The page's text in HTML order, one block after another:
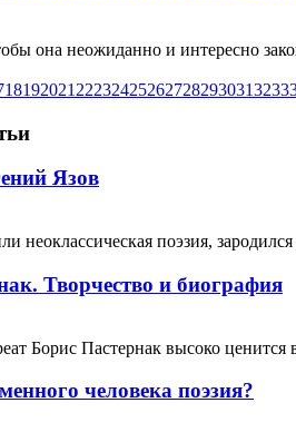
она неожиданно и интересно
18192021 222324252627282930313233
Язов
неоклассическая поэзия,
Творчество и биография
Борис Пастернак высоко ценится
человека поэзия?